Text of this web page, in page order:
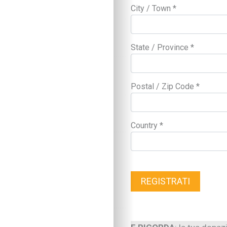
Tecnologia a scuola
Kit didattici per la
Attività extra-scuola
Nuove tecnologie
Strumenti digitali
SOS bambini
Nutrizione
Pelle, occhi & co.
I consigli dei pediatri
City / Town *
State / Province *
Postal / Zip Code *
Country *
REGISTRATI